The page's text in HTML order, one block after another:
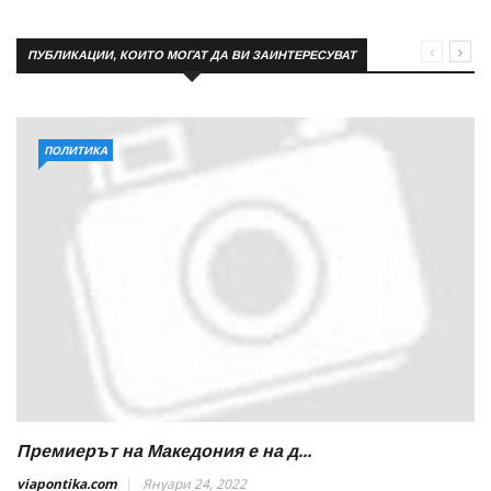
ПУБЛИКАЦИИ, КОИТО МОГАТ ДА ВИ ЗАИНТЕРЕСУВАТ
ПОЛИТИКА
Премиерът на Македония е на д...
viapontika.com
Януари 24, 2022